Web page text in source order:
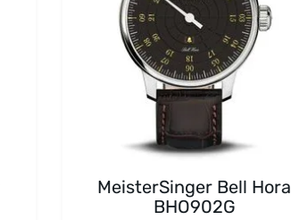
MeisterSinger Bell Hora
BHO902G